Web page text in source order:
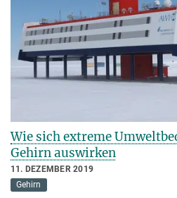
Wie sich extreme
Gehirn auswirken
11. DEZEMBER 2019
Gehirn